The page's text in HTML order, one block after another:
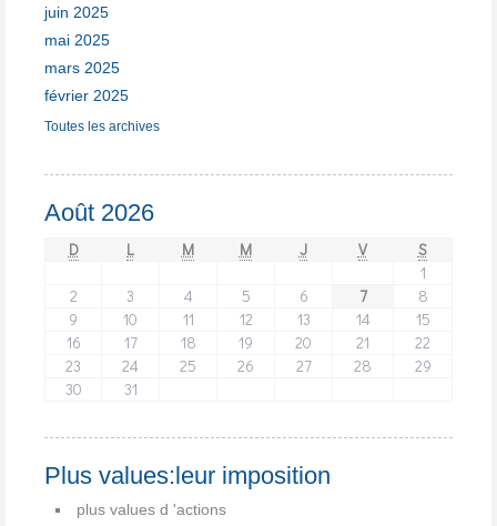
juin 2025
mai 2025
mars 2025
février 2025
Toutes les archives
Août 2026
D L M M J V
S
1
2
3 4 5 6 7
8
9
10 11 12 13 14
15
16
17 18 19 20 21
22
23
24 25 26 27 28
29
30
31
Plus values:leur imposition
plus values d 'actions